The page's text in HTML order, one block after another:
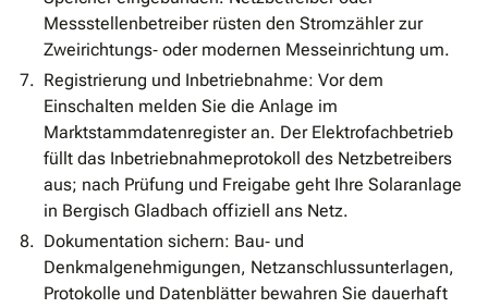
Messstellenbetreiber rüsten den Stromzähler zur
Zweirichtungs‐ oder modernen Messeinrichtung um.
Registrierung und Inbetriebnahme: Vor dem
Einschalten melden Sie die Anlage im
Marktstammdatenregister an. Der Elektrofachbetrieb
füllt das Inbetriebnahmeprotokoll des Netzbetreibers
aus; nach Prüfung und Freigabe geht Ihre Solaranlage
in Bergisch Gladbach offiziell ans Netz.
Dokumentation sichern: Bau‐ und
Denkmalgenehmigungen, Netzanschlussunterlagen,
Protokolle und Datenblätter bewahren Sie dauerhaft